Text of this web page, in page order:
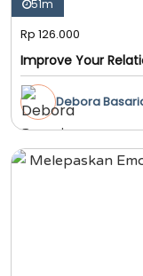
51m
Rp 126.000
Improve Your
Debora